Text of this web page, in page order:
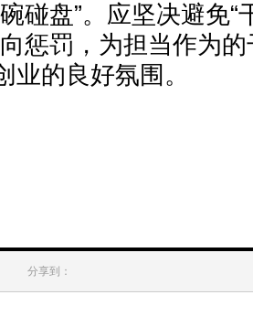
碰盘”。应坚决避免
惩罚，为担当作为
业的良好氛围。
分享到：